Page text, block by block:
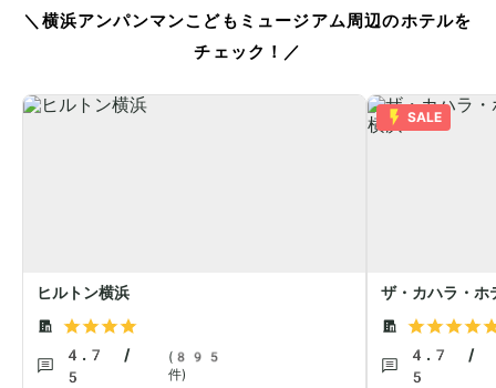
＼ 横浜アンパンマンこどもミュージアム周辺のホテルを
チェック！／